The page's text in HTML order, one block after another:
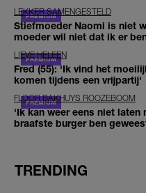
LEKKER SAMENGESTELD
Stiefmoeder Naomi is niet
moeder wil niet dat ik er
LIEVE HELEEN
Fred (55): 'Ik vind het
komen tijdens een vrijpartij'
FLOOR BAKHUYS ROOZEBOOM
'Ik kan weer eens niet
braafste burger ben
TRENDING